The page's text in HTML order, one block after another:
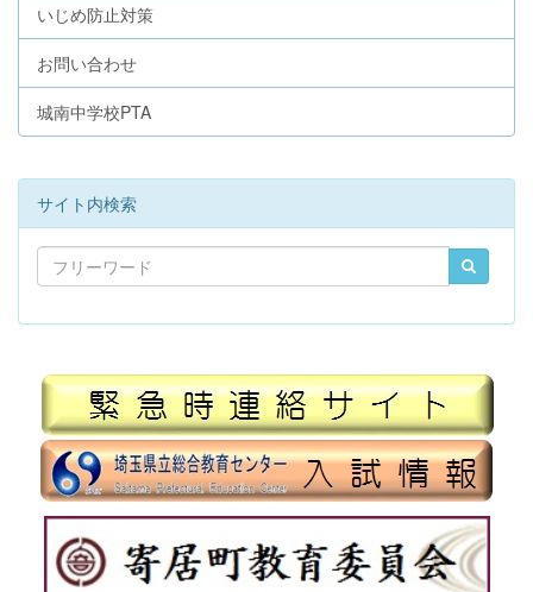
いじめ防止対策
お問い合わせ
城南中学校PTA
サイト内検索